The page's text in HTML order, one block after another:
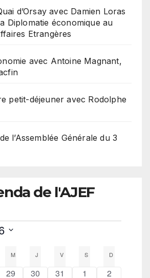
d’Orsay avec Damien Loras
Diplomatie économique au
Etrangères
avec Antoine Magnant,
petit-déjeuner avec Rodolphe
l’Assemblée Générale du 3
de l'AJEF